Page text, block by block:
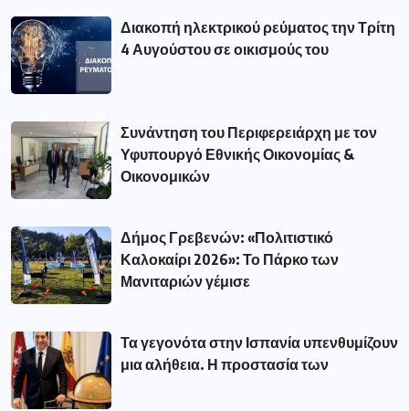
Διακοπή ηλεκτρικού ρεύματος την Τρίτη
4 Αυγούστου σε οικισμούς του
Συνάντηση του Περιφερειάρχη με τον
Υφυπουργό Εθνικής Οικονομίας &
Οικονομικών
Δήμος Γρεβενών: «Πολιτιστικό
Καλοκαίρι 2026»: Το Πάρκο των
Μανιταριών γέμισε
Τα γεγονότα στην Ισπανία υπενθυμίζουν
μια αλήθεια. Η προστασία των